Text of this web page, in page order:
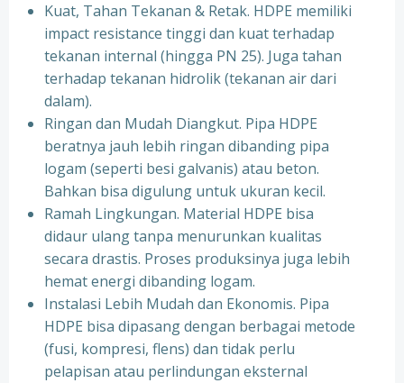
Kuat, Tahan Tekanan & Retak. HDPE memiliki
impact resistance tinggi dan kuat terhadap
tekanan internal (hingga PN 25). Juga tahan
terhadap tekanan hidrolik (tekanan air dari
dalam).
Ringan dan Mudah Diangkut. Pipa HDPE
beratnya jauh lebih ringan dibanding pipa
logam (seperti besi galvanis) atau beton.
Bahkan bisa digulung untuk ukuran kecil.
Ramah Lingkungan. Material HDPE bisa
didaur ulang tanpa menurunkan kualitas
secara drastis. Proses produksinya juga lebih
hemat energi dibanding logam.
Instalasi Lebih Mudah dan Ekonomis. Pipa
HDPE bisa dipasang dengan berbagai metode
(fusi, kompresi, flens) dan tidak perlu
pelapisan atau perlindungan eksternal